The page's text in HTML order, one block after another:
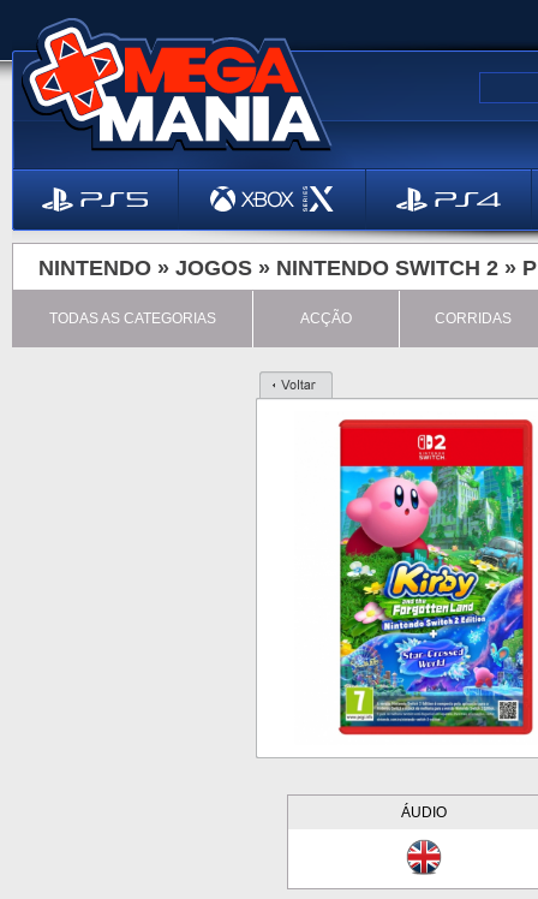
NINTENDO » JOGOS » NINTENDO SWITCH 2 »
TODAS AS CATEGORIAS ACÇÃO CORRIDAS
ÁUDIO